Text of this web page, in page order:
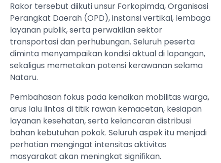
Rakor tersebut diikuti unsur Forkopimda, Organisasi
Perangkat Daerah (OPD), instansi vertikal, lembaga
layanan publik, serta perwakilan sektor
transportasi dan perhubungan. Seluruh peserta
diminta menyampaikan kondisi aktual di lapangan,
sekaligus memetakan potensi kerawanan selama
Nataru.
Pembahasan fokus pada kenaikan mobilitas warga,
arus lalu lintas di titik rawan kemacetan, kesiapan
layanan kesehatan, serta kelancaran distribusi
bahan kebutuhan pokok. Seluruh aspek itu menjadi
perhatian mengingat intensitas aktivitas
masyarakat akan meningkat signifikan.